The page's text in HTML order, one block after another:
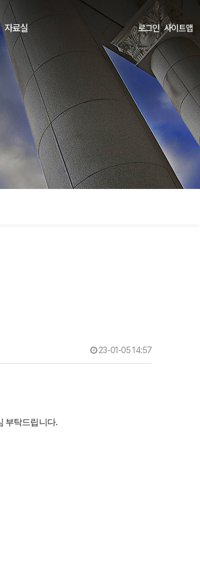
자료실 로그인 사이트맵
23-01-05 14:57
부탁드립니다.